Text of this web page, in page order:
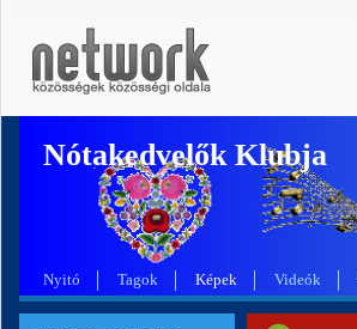
Nótakedvelők Klubja
Nyitó Tagok Képek Videók